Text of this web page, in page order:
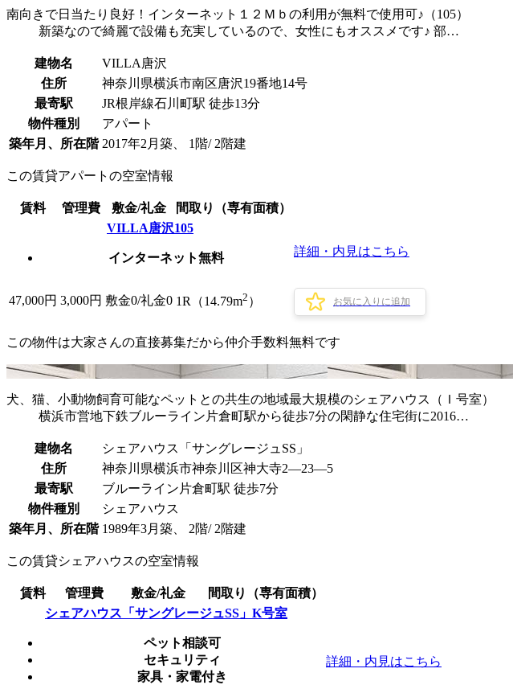
南向きで日当たり良好！インターネット１２Ｍｂの利用が無料で使用可♪（105）
新築なので綺麗で設備も充実しているので、女性にもオススメです♪ 部…
建物名
VILLA唐沢
住所
神奈川県横浜市南区唐沢19番地14号
最寄駅
JR根岸線石川町駅 徒歩13分
物件種別
アパート
築年月、所在階 2017年2月築、 1階/ 2階建
この賃貸アパートの空室情報
賃料 管理費 敷金/礼金
間取り（専有面積）
VILLA唐沢105
インターネット無料 詳細・内見はこちら
47,000円 3,000円 敷金0/礼金0 1R（14.79m2 ） お気に入りに追加
この物件は大家さんの直接募集だから仲介手数料無料です
犬、猫、小動物飼育可能なペットとの共生の地域最大規模のシェアハウス（Ｉ号室）
横浜市営地下鉄ブルーライン片倉町駅から徒歩7分の閑静な住宅街に2016…
建物名
シェアハウス「サングレージュSS」
住所
神奈川県横浜市神奈川区神大寺2―23―5
最寄駅
ブルーライン片倉町駅 徒歩7分
物件種別
シェアハウス
築年月、所在階 1989年3月築、 2階/ 2階建
この賃貸シェアハウスの空室情報
賃料 管理費 敷金/礼金
間取り（専有面積）
シェアハウス「サングレージュSS」K号室
ペット相談可
セキュリティ
家具・家電付き
詳細・内見はこちら